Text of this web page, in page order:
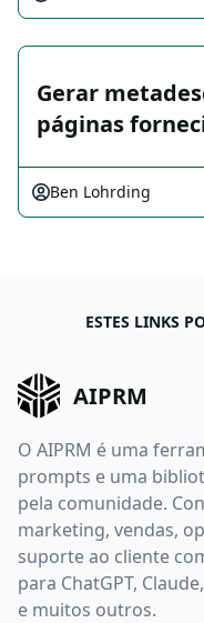
Gerar
páginas
Ben Lohrding
ESTES LINKS
AIPRM
O AIPRM é uma
prompts e uma
pela comunidade.
marketing, vendas,
suporte ao cliente
para ChatGPT,
e muitos outros.